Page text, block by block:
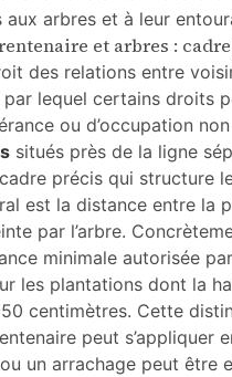
aux arbres et à leur
et arbres :
des relations entre
par lequel certains droits
ou d’occupation
situés près de la ligne
précis qui structure
est la distance entre
par l’arbre.
minimale autorisée
les plantations dont la
centimètres. Cette
peut s’appliquer
un arrachage peut être